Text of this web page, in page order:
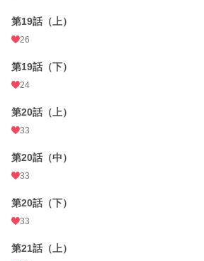
第19話（上）
26
第19話（下）
24
第20話（上）
33
第20話（中）
33
第20話（下）
33
第21話（上）